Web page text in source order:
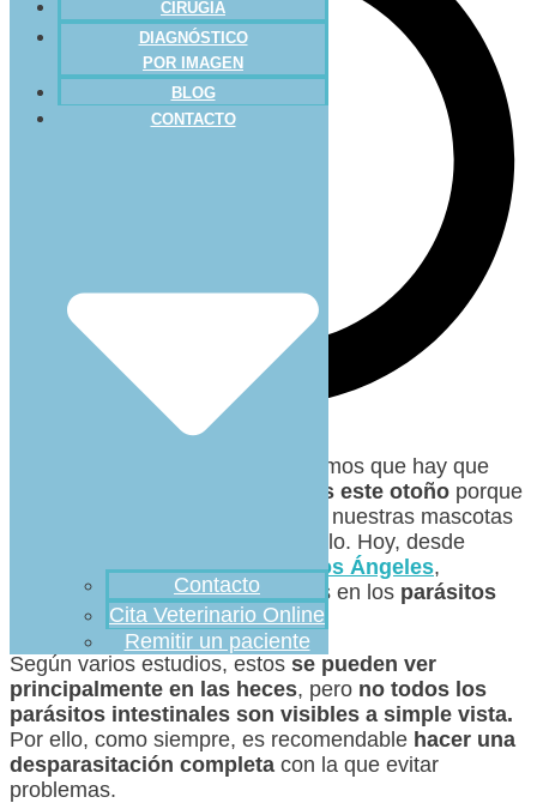
CIRUGÍA
DIAGNÓSTICO
POR IMAGEN
BLOG
CONTACTO
Contacto
Cita Veterinario Online
Remitir un paciente
Hace unas semanas os comentamos que hay que
tener cuidado con los parásitos este otoño porque
será más cálido de lo esperado y nuestras mascotas
pueden verse perjudicadas por ello. Hoy, desde
Clínica Veterinaria Ciudad de los Ángeles,
retomamos el tema centrándonos en los parásitos
intestinales.
Según varios estudios, estos se pueden ver
principalmente en las heces, pero no todos los
parásitos intestinales son visibles a simple vista.
Por ello, como siempre, es recomendable hacer una
desparasitación completa con la que evitar
problemas.